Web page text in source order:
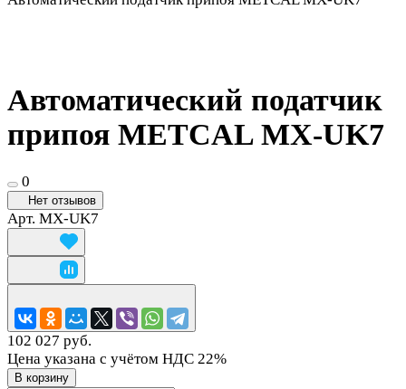
Автоматический податчик
припоя METCAL MX-UK7
0
Нет отзывов
Арт. MX-UK7
102 027 руб.
Цена указана с учётом НДС 22%
В корзину